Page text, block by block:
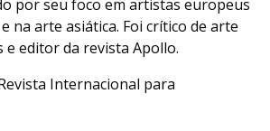
por seu foco em artistas europeus
na arte asiática. Foi crítico de arte
e editor da revista Apollo.
Internacional para